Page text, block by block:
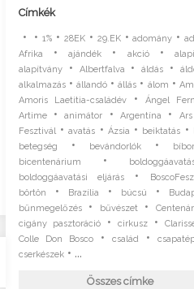
Címkék
• •1% • 28EK • 29.EK•adomány •
Afrika •ajándék • akció•
alapítvány• Albertfalva •áldás •
alkalmazás•állandó •állás • álom •
Amoris Laetitia-családév•
Ángel
Artime•animátor •Argentína •
Fesztivál•avatás • Ázsia • beiktatás •
betegség • bevándorlók•
bicentenárium •
boldoggáavatási eljárás •
börtön • Brazília • búcsú •
bűnmegelőzés• bűvészet•
cigány pasztoráció• cirkusz•
Colle Don Bosco• család •
cserkészek• ...
Összes címke